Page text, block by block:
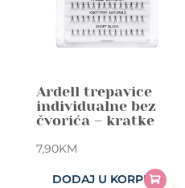
Ardell trepavice
individualne bez
čvorića – kratke
7,90KM
DODAJ U KORPU